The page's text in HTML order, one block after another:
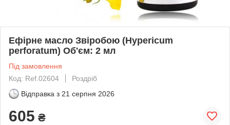
Ефірне масло Звіробою (Hypericum
perforatum) Об'єм: 2 мл
Під замовлення
Код: Ref.02604
Роздріб
Відправка з 21 серпня 2026
605 ₴